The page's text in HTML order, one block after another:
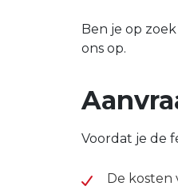
Ben je op
ons op.
Voordat je de
De kosten